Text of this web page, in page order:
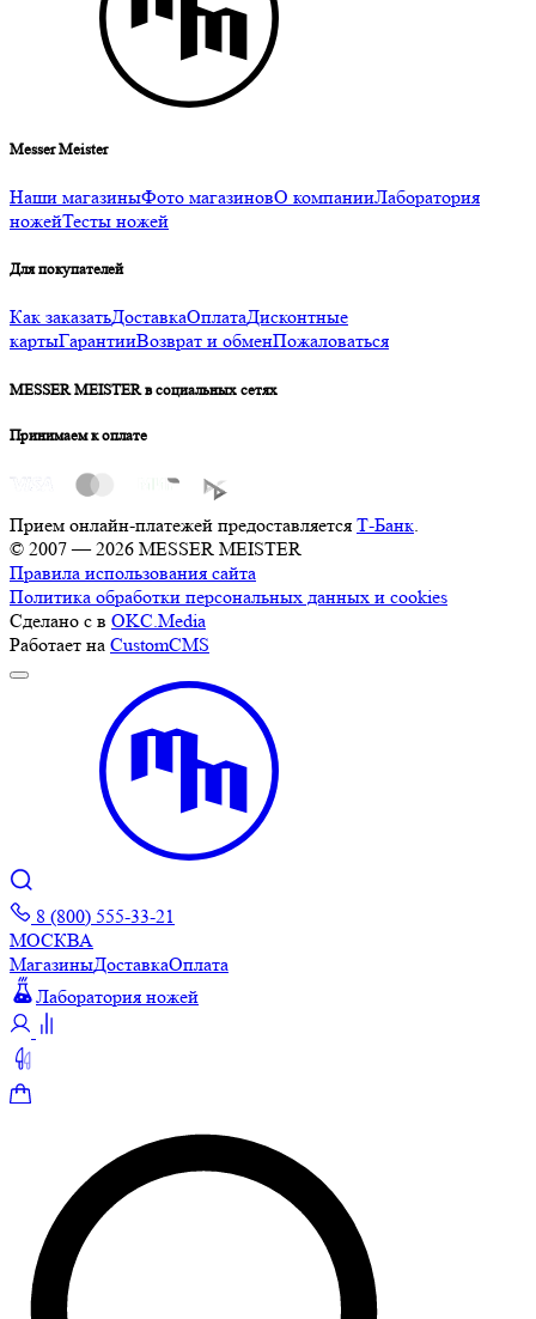
Messer Meister
Наши магазиныФото магазиновО компанииЛаборатория
ножейТесты ножей
Для покупателей
Как заказатьДоставкаОплатаДисконтные
картыГарантииВозврат и обменПожаловаться
MESSER MEISTER в социальных сетях
Принимаем к оплате
Прием онлайн-платежей предоставляется Т-Банк.
© 2007 — 2026 MESSER MEISTER
Правила использования сайта
Политика обработки персональных данных и cookies
Сделано с в OKC.Media
Работает на CustomCMS
8 (800) 555-33-21
МОСКВА
МагазиныДоставкаОплата
Лаборатория ножей